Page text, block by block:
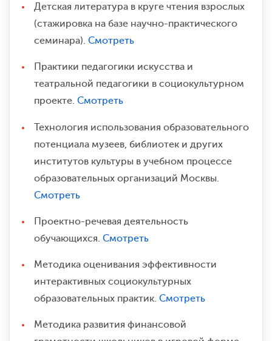
Детская литература в круге чтения взрослых
(стажировка на базе научно-практического
семинара). Смотреть
Практики педагогики искусства и
театральной педагогики в социокультурном
проекте. Смотреть
Технология использования образовательного
потенциала музеев, библиотек и других
институтов культуры в учебном процессе
образовательных организаций Москвы.
Смотреть
Проектно-речевая деятельность
обучающихся. Смотреть
Методика оценивания эффективности
интерактивных социокультурных
образовательных практик. Смотреть
Методика развития финансовой